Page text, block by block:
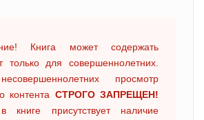
Книга может содержать
только для совершеннолетних.
просмотр
контента СТРОГО ЗАПРЕЩЕН!
книге присутствует наличие